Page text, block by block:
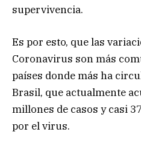
supervivencia.
Es por esto, que las
Coronavirus son más
países donde más ha
Brasil, que actualmente
millones de casos y casi
por el virus.